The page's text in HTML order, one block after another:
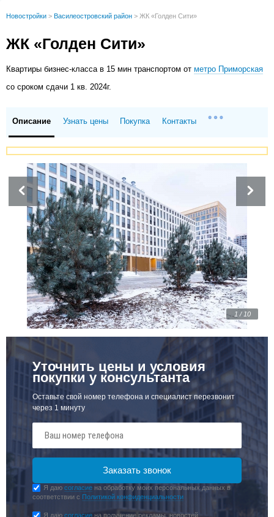
Новостройки > Василеостровский район > ЖК «Голден Сити»
ЖК «Голден Сити»
Квартиры бизнес-класса в 15 мин транспортом отметро Приморская
со сроком сдачи 1 кв. 2024г.
Описание Узнать цены Покупка Контакты
1 / 10
Уточнить цены и условия
покупки у консультанта
Оставьте свой номер телефона и специалист перезвонит
через 1 минуту
Я даюсогласие на обработку моих персональных данных в
соответствии с Политикой конфиденциальности
Я даюсогласие на получение рекламы, новостей,